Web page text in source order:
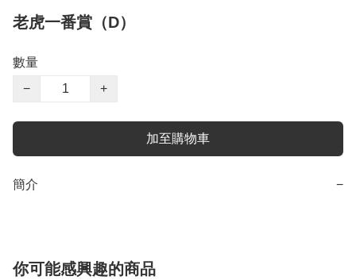
老虎一番賞（D）
數量
−
+
加至購物車
簡介 −
你可能感興趣的商品